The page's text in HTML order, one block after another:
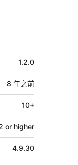
1.2.0
8 年之前
10+
or higher
4.9.30